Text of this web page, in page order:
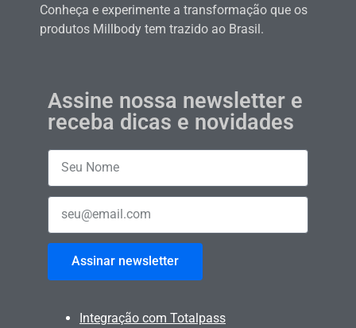
Conheça e experimente a transformação que os
produtos Millbody tem trazido ao Brasil.
Assine nossa newsletter e
receba dicas e novidades
Assinar newsletter
Integração com Totalpass